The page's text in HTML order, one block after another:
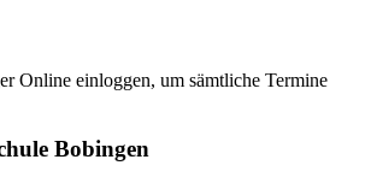
Online einloggen, um sämtliche Termine
Bobingen